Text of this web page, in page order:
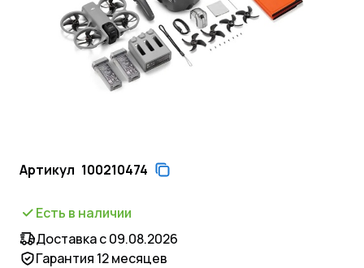
Артикул 100210474
Есть в наличии
Доставка с 09.08.2026
Гарантия 12 месяцев